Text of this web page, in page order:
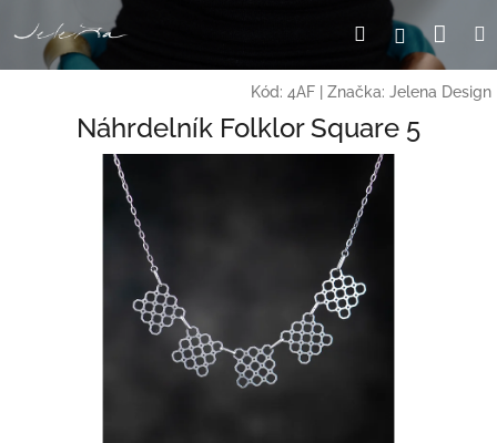
na
HledatPřihlášení
Kód: 4AF Značka: Jelena Design
Náhrdelník Folklor Square 5